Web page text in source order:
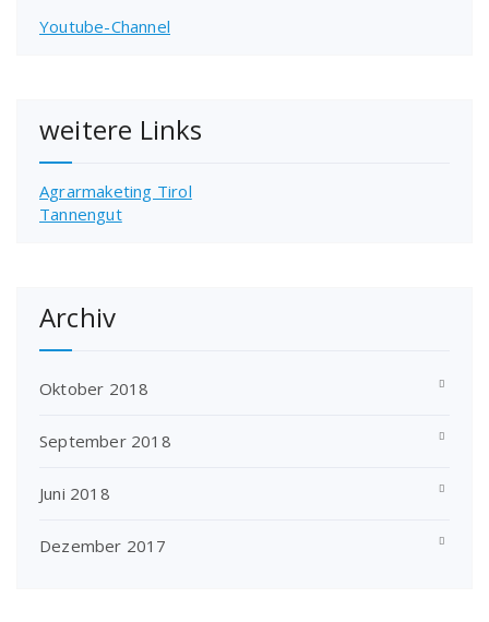
Youtube-Channel
weitere Links
Agrarmaketing Tirol
Tannengut
Archiv
Oktober 2018
September 2018
Juni 2018
Dezember 2017